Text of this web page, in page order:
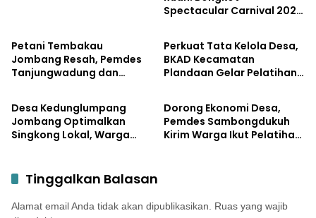
Spectacular Carnival 2026
Petani Tembakau
Jombang Resah, Pemdes
Tanjungwadung dan
Pemerintahan
Perkuat Tata Kelola Desa,
BKAD Kecamatan
Plandaan Gelar Pelatihan
Pemerintahan
Desa Kedunglumpang
Jombang Optimalkan
Singkong Lokal, Warga
Pemerintahan
Dorong Ekonomi Desa,
Pemdes Sambongdukuh
Kirim Warga Ikut Pelatihan
Tinggalkan Balasan
Alamat email Anda tidak akan dipublikasikan.
Ruas yang wajib